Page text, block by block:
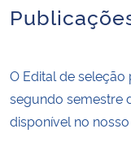
Secretaria de Governo
O Edital de seleção
segundo semestre
disponível no nosso